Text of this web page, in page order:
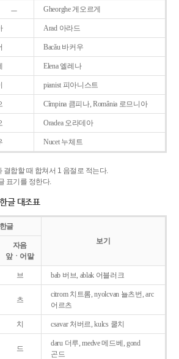
ㅡ Gheorghe 게오르게
Arad 아라드
Bacǎu 바커우
Elena 엘레나
pianist 피아니스트
Cîmpina 큼피나, România 로므니아
Oradea 오라데아
Nucet 누체트
결합할 때 합쳐서 1 음절로 적는다.
표기를 정한다.
글 대조표
한글
보기
자음
앞ㆍ어말
브 bab 버브, ablak 어블러크
츠
citrom 치트롬, nyolcvan 뇰츠번, arc
어르츠
치 csavar 처버르, kulcs 쿨치
드
daru 더루, medve 메드베, gond
곤드